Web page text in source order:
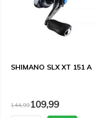
SHIMANO SLX XT 151 A
144,99109,99